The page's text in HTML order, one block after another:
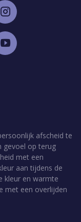
afscheid te
gevoel op terug
met een
aan tijdens de
kleur en warmte
met een overlijden